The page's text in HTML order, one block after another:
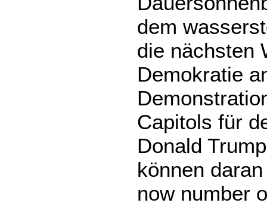
dem
die nächsten
Demokratie
Capitols für
Donald
können
now number